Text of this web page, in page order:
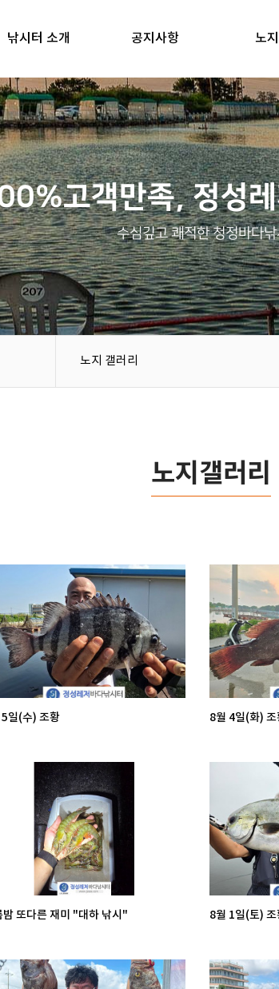
낚시터 소개 공지사항 노
고객만족, 정성
수심깊고 쾌적한 청정바다
노지 갤러리
노지갤러리
일(수) 조황 8월 4일(화) 조
밤 또다른 재미 "대하 낚시" 8월 1일(토) 조